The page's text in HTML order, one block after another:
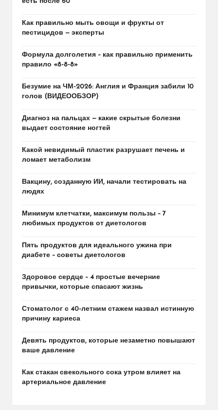
Как правильно мыть овощи и фрукты от
пестицидов — эксперты
Формула долголетия – как правильно применить
правило «8-8-8»
Безумие на ЧМ-2026: Англия и Франция забили 10
голов (ВИДЕООБЗОР)
Диагноз на пальцах — какие скрытые болезни
выдает состояние ногтей
Какой невидимый пластик разрушает печень и
ломает метаболизм
Вакцину, созданную ИИ, начали тестировать на
людях
Минимум клетчатки, максимум пользы – 7
любимых продуктов от диетологов
Пять продуктов для идеального ужина при
диабете – советы диетологов
Здоровое сердце – 4 простые вечерние
привычки, которые спасают жизнь
Стоматолог с 40-летним стажем назвал истинную
причину кариеса
Девять продуктов, которые незаметно повышают
ваше давление
Как стакан свекольного сока утром влияет на
артериальное давление